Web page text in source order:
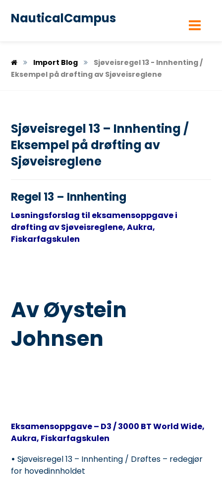
NauticalCampus
Import Blog
Sjøveisregel 13 - Innhenting /
Eksempel på drøfting av Sjøveisreglene
Sjøveisregel 13 – Innhenting /
Eksempel på drøfting av
Sjøveisreglene
Regel 13 – Innhenting
Løsningsforslag til eksamensoppgave i
drøfting av Sjøveisreglene, Aukra,
Fiskarfagskulen
Av Øystein
Johnsen
Eksamensoppgave – D3 / 3000 BT World Wide,
Aukra, Fiskarfagskulen
• Sjøveisregel 13 – Innhenting / Drøftes – redegjør
for hovedinnholdet